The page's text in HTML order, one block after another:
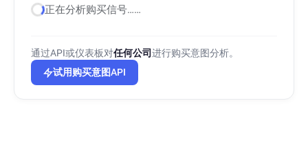
正在分析购买信号……
通过API或仪表板对任何公司进行购买意图分析。
试用购买意图API